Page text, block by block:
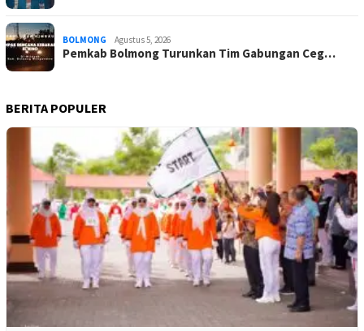
BOLMONG Agustus 5, 2026
Pemkab Bolmong Turunkan Tim Gabungan Ceg…
BERITA POPULER